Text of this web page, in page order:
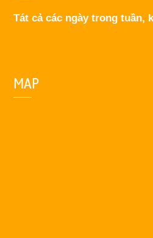
Tát cả các ngày trong tuần,
MAP